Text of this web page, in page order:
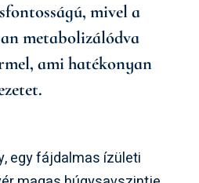
mivel a
metabolizálódva
ami hatékonyan
egy fájdalmas ízületi